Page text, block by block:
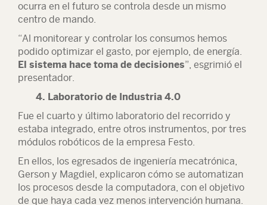
ocurra en el futuro se controla desde un mismo
centro de mando.
“Al monitorear y controlar los consumos hemos
podido optimizar el gasto, por ejemplo, de energía.
El sistema hace toma de decisiones”, esgrimió el
presentador.
4. Laboratorio de Industria 4.0
Fue el cuarto y último laboratorio del recorrido y
estaba integrado, entre otros instrumentos, por tres
módulos robóticos de la empresa Festo.
En ellos, los egresados de ingeniería mecatrónica,
Gerson y Magdiel, explicaron cómo se automatizan
los procesos desde la computadora, con el objetivo
de que haya cada vez menos intervención humana.